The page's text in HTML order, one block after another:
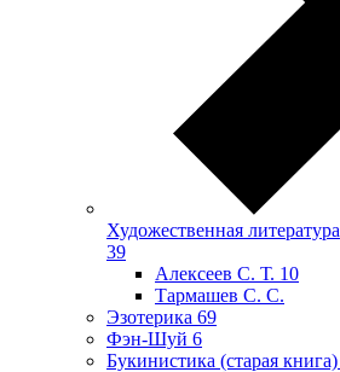
Художественная литература
39
Алексеев С. Т. 10
Тармашев С. С.
Эзотерика 69
Фэн-Шуй 6
Букинистика (старая книга)